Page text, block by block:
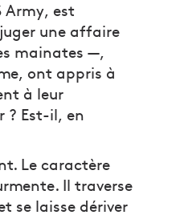
Army, est
une affaire
mainates —,
ont appris à
à leur
? Est-il, en
Le caractère
Il traverse
se laisse dériver